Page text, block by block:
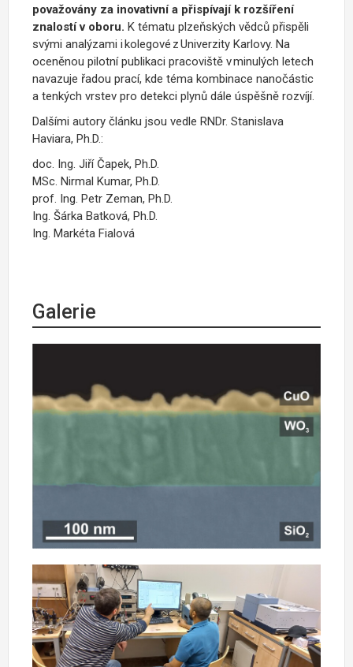
považovány za inovativní a přispívají k rozšíření
znalostí v oboru. K tématu plzeňských vědců přispěli
svými analýzami i kolegové zUniverzity Karlovy. Na
oceněnou pilotní publikaci pracoviště v minulých letech
navazuje řadou prací, kde téma kombinace nanočástic
a tenkých vrstev pro detekci plynů dále úspěšně rozvíjí.
Dalšími autory článku jsou vedle RNDr. Stanislava
Haviara, Ph.D.:
doc. Ing. Jiří Čapek, Ph.D.
MSc. Nirmal Kumar, Ph.D.
prof. Ing. Petr Zeman, Ph.D.
Ing. Šárka Batková, Ph.D.
Ing. Markéta Fialová
Galerie